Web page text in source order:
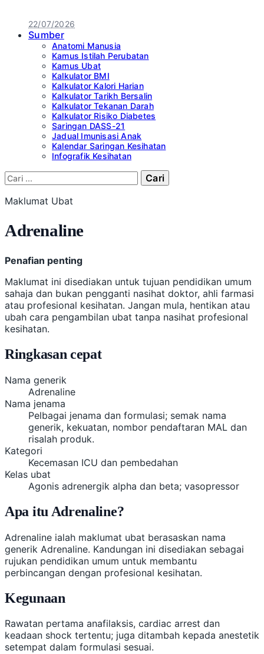
22/07/2026
Sumber
Anatomi Manusia
Kamus Istilah Perubatan
Kamus Ubat
Kalkulator BMI
Kalkulator Kalori Harian
Kalkulator Tarikh Bersalin
Kalkulator Tekanan Darah
Kalkulator Risiko Diabetes
Saringan DASS-21
Jadual Imunisasi Anak
Kalendar Saringan Kesihatan
Infografik Kesihatan
Cari:
Maklumat Ubat
Adrenaline
Penafian penting
Maklumat ini disediakan untuk tujuan pendidikan umum
sahaja dan bukan pengganti nasihat doktor, ahli farmasi
atau profesional kesihatan. Jangan mula, hentikan atau
ubah cara pengambilan ubat tanpa nasihat profesional
kesihatan.
Ringkasan cepat
Nama generik
Adrenaline
Nama jenama
Pelbagai jenama dan formulasi; semak nama
generik, kekuatan, nombor pendaftaran MAL dan
risalah produk.
Kategori
Kecemasan ICU dan pembedahan
Kelas ubat
Agonis adrenergik alpha dan beta; vasopressor
Apa itu Adrenaline?
Adrenaline ialah maklumat ubat berasaskan nama
generik Adrenaline. Kandungan ini disediakan sebagai
rujukan pendidikan umum untuk membantu
perbincangan dengan profesional kesihatan.
Kegunaan
Rawatan pertama anafilaksis, cardiac arrest dan
keadaan shock tertentu; juga ditambah kepada anestetik
setempat dalam formulasi sesuai.